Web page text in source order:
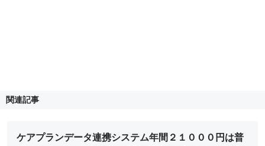
関連記事
ケアプランデータ連携システム年間２１０００円は普